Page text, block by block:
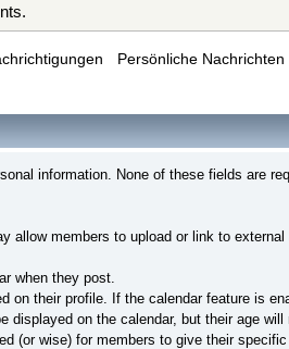
Persönliche Nachrichten
information. None of these fields are
members to upload or link to
when they post.
their profile. If the calendar feature is
on the calendar, but their age will
(or wise) for members to give their